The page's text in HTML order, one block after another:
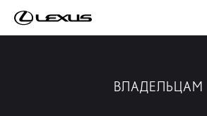
ВЛАДЕЛЬЦАМ